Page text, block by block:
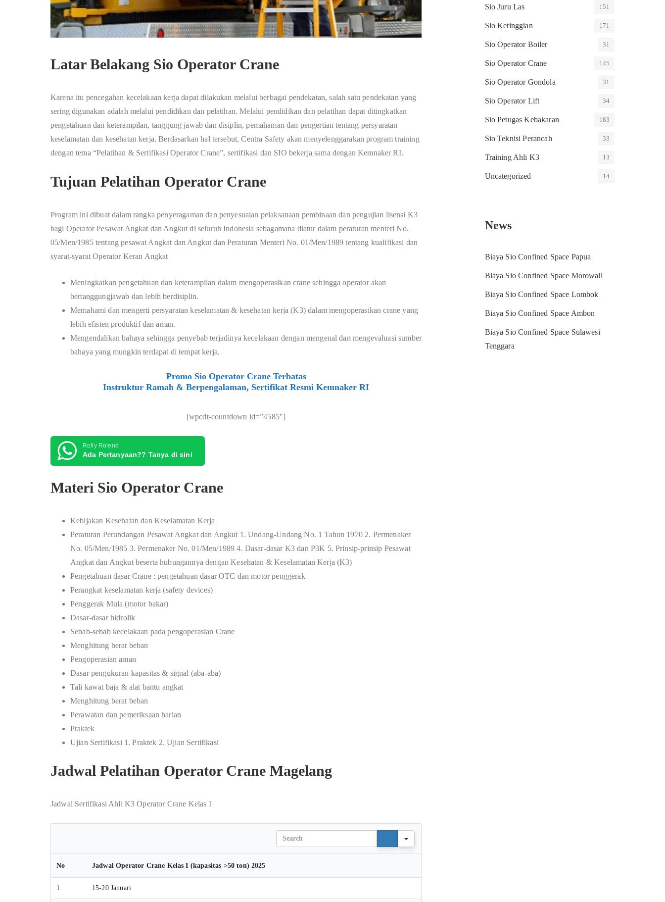
Latar Belakang Sio Operator Crane
Karena itu pencegahan kecelakaan kerja dapat dilakukan melalui berbagai pendekatan, salah satu pendekatan yang
sering digunakan adalah melalui pendidikan dan pelatihan. Melalui pendidikan dan pelatihan dapat ditingkatkan
pengetahuan dan keterampilan, tanggung jawab dan disiplin, pemahaman dan pengertian tentang persyaratan
keselamatan dan kesehatan kerja. Berdasarkan hal tersebut, Centra Safety akan menyelenggarakan program training
dengan tema “Pelatihan & Sertifikasi Operator Crane”, sertifikasi dan SIO bekerja sama dengan Kemnaker RI.
Tujuan Pelatihan Operator Crane
Program ini dibuat dalam rangka penyeragaman dan penyesuaian pelaksanaan pembinaan dan pengujian lisensi K3
bagi Operator Pesawat Angkat dan Angkut di seluruh Indonesia sebagamana diatur dalam peraturan menteri No.
05/Men/1985 tentang pesawat Angkat dan Angkut dan Peraturan Menteri No. 01/Men/1989 tentang kualifikasi dan
syarat-syarat Operator Keran Angkat
Meningkatkan pengetahuan dan keterampilan dalam mengoperasikan crane sehingga operator akan
bertanggungjawab dan lebih berdisiplin.
Memahami dan mengerti persyaratan keselamatan & kesehatan kerja (K3) dalam mengoperasikan crane yang
lebih efisien produktif dan aman.
Mengendalikan bahaya sehingga penyebab terjadinya kecelakaan dengan mengenal dan mengevaluasi sumber
bahaya yang mungkin terdapat di tempat kerja.
Promo Sio Operator Crane Terbatas
Instruktur Ramah & Berpengalaman, Sertifikat Resmi Kemnaker RI
[wpcdt-countdown id=”4585″]
Rolly Rolend
Ada Pertanyaan?? Tanya di sini
Materi Sio Operator Crane
Kebijakan Kesehatan dan Keselamatan Kerja
Peraturan Perundangan Pesawat Angkat dan Angkut 1. Undang-Undang No. 1 Tahun 1970 2. Permenaker
No. 05/Men/1985 3. Permenaker No. 01/Men/1989 4. Dasar-dasar K3 dan P3K 5. Prinsip-prinsip Pesawat
Angkat dan Angkut beserta hubungannya dengan Kesehatan & Keselamatan Kerja (K3)
Pengetahuan dasar Crane : pengetahuan dasar OTC dan motor penggerak
Perangkat keselamatan kerja (safety devices)
Penggerak Mula (motor bakar)
Dasar-dasar hidrolik
Sebab-sebab kecelakaan pada pengoperasian Crane
Menghitung berat beban
Pengoperasian aman
Dasar pengukuran kapasitas & signal (aba-aba)
Tali kawat baja & alat bantu angkat
Menghitung berat beban
Perawatan dan pemeriksaan harian
Praktek
Ujian Sertifikasi 1. Praktek 2. Ujian Sertifikasi
Jadwal Pelatihan Operator Crane Magelang
Jadwal Sertifikasi Ahli K3 Operator Crane Kelas I
Search
No Jadwal Operator Crane Kelas I (kapasitas >50 ton) 2025
1 15-20 Januari
Sio Juru Las 151
Sio Ketinggian 171
Sio Operator Boiler 31
Sio Operator Crane 145
Sio Operator Gondola 31
Sio Operator Lift 34
Sio Petugas Kebakaran 183
Sio Teknisi Perancah 33
Training Ahli K3 13
Uncategorized 14
News
Biaya Sio Confined Space Papua
Biaya Sio Confined Space Morowali
Biaya Sio Confined Space Lombok
Biaya Sio Confined Space Ambon
Biaya Sio Confined Space Sulawesi
Tenggara